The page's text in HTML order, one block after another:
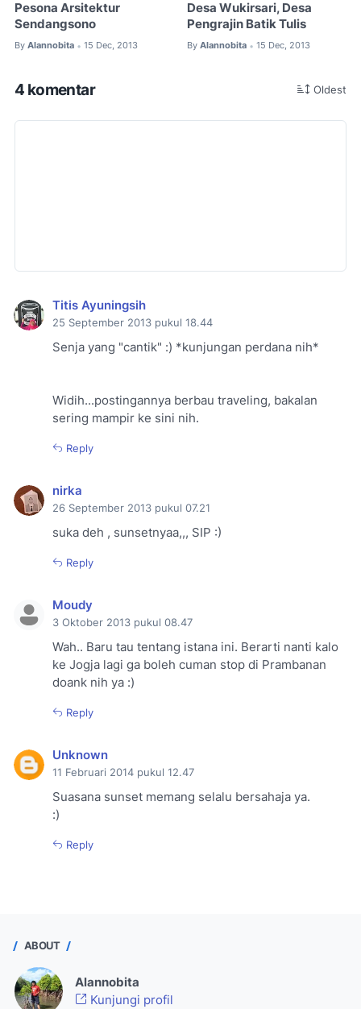
Pesona Arsitektur
Sendangsono
By Alannobita • 15 Dec, 2013
Desa Wukirsari, Desa
Pengrajin Batik Tulis
By Alannobita • 15 Dec, 2013
4 komentar Oldest
Titis Ayuningsih
25 September 2013 pukul 18.44
Senja yang "cantik" :) *kunjungan perdana nih*
Widih...postingannya berbau traveling, bakalan
sering mampir ke sini nih.
Reply
nirka
26 September 2013 pukul 07.21
suka deh , sunsetnyaa,,, SIP :)
Reply
Moudy
3 Oktober 2013 pukul 08.47
Wah.. Baru tau tentang istana ini. Berarti nanti kalo
ke Jogja lagi ga boleh cuman stop di Prambanan
doank nih ya :)
Reply
Unknown
11 Februari 2014 pukul 12.47
Suasana sunset memang selalu bersahaja ya.
:)
Reply
ABOUT
Alannobita
Kunjungi profil